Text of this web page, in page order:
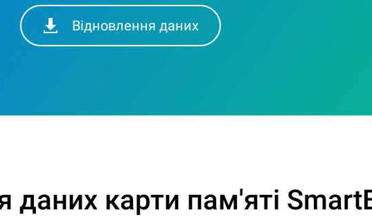
Відновлення даних
даних карти пам'яті